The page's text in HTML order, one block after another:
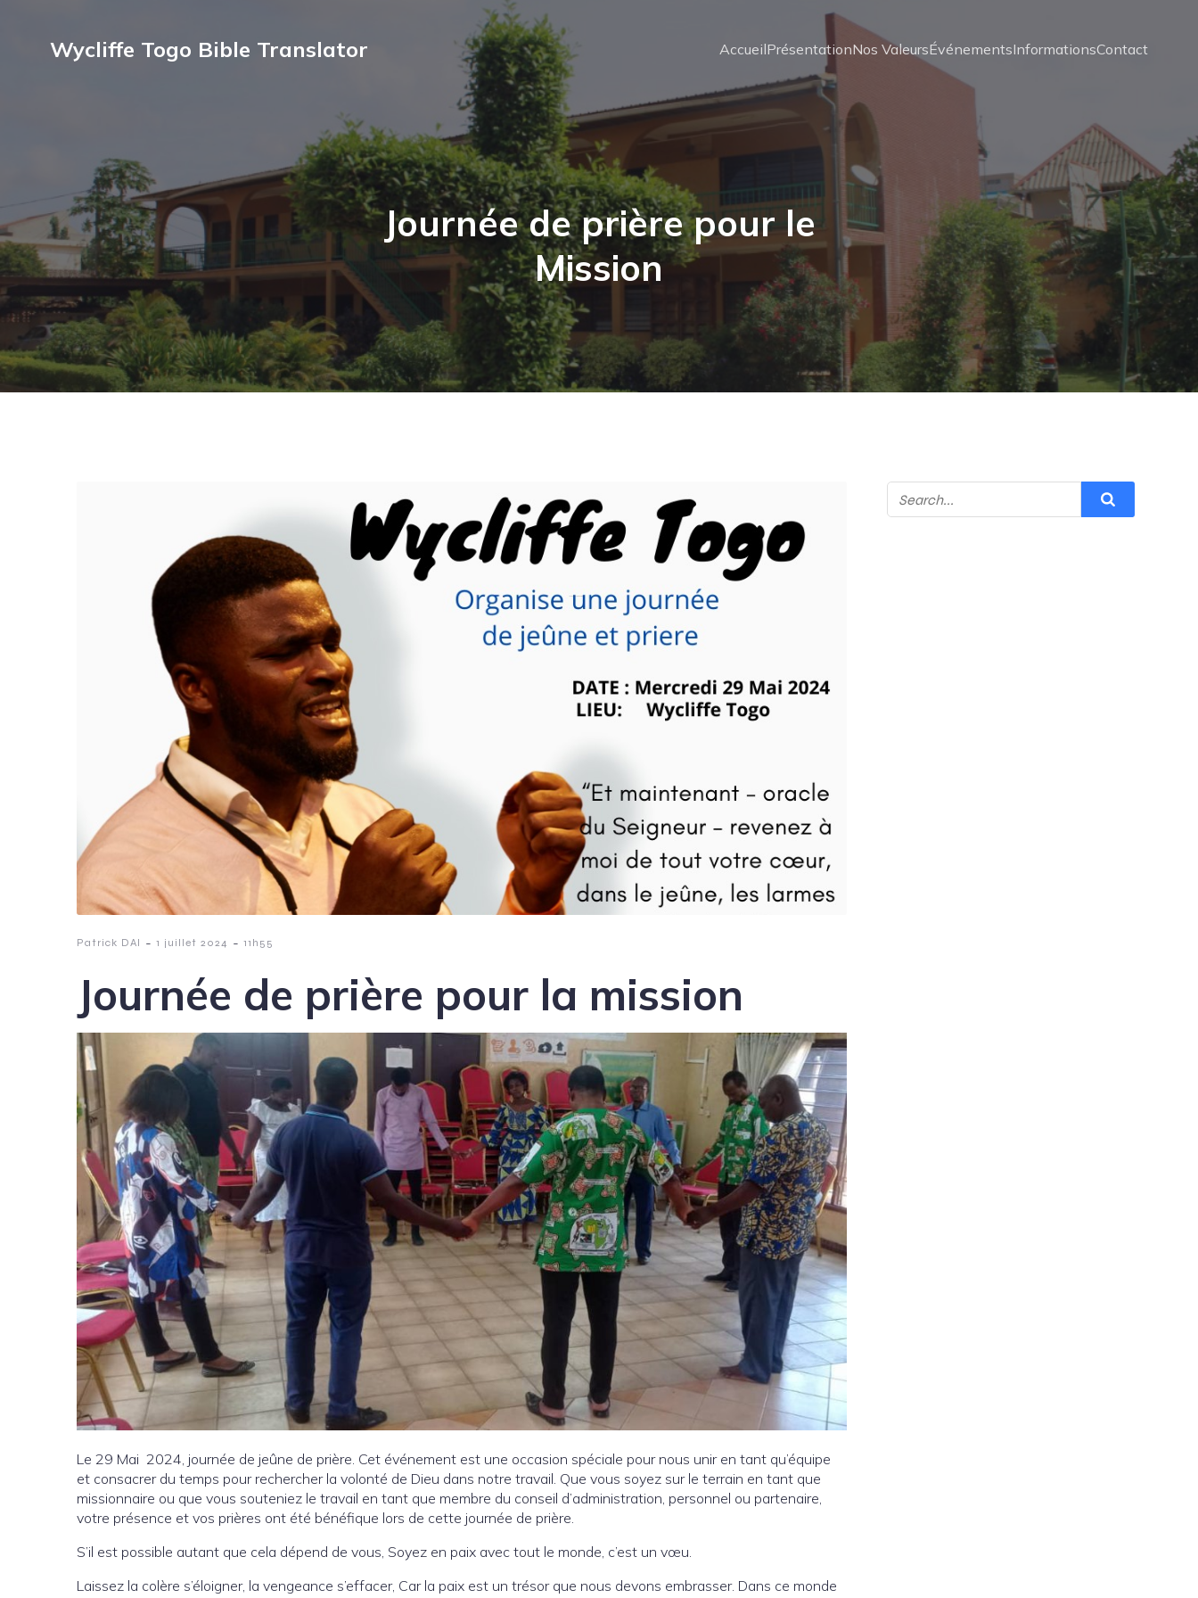
Wycliffe Togo Bible Translator AccueilPrésentationNos ValeursÉvénementsInformationsContact
Journée de prière pour le
Mission
Patrick DAI - 1 juillet 2024 - 11h55
Journée de prière pour la mission
Le 29 Mai 2024, journée de jeûne de prière. Cet événement est une occasion spéciale pour nous unir en tant qu’équipe
et consacrer du temps pour rechercher la volonté de Dieu dans notre travail. Que vous soyez sur le terrain en tant que
missionnaire ou que vous souteniez le travail en tant que membre du conseil d’administration, personnel ou partenaire,
votre présence et vos prières ont été bénéfique lors de cette journée de prière.
S’il est possible autant que cela dépend de vous, Soyez en paix avec tout le monde, c’est un vœu.
Laissez la colère s’éloigner, la vengeance s’effacer, Car la paix est un trésor que nous devons embrasser. Dans ce monde